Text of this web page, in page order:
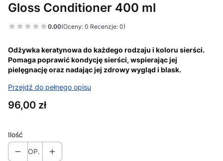
Gloss Conditioner 400 ml
0.00(Oceny: 0 Recenzje: 0)
Odżywka keratynowa do każdego rodzaju i koloru sierści.
Pomaga poprawić kondycję sierści, wspierając jej
pielęgnację oraz nadając jej zdrowy wygląd i blask.
Przejdź do pełnego opisu
Cena
96,00 zł
Ilość
OP.